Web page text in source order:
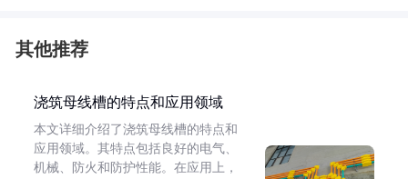
其他推荐
浇筑母线槽的特点和应用领域
本文详细介绍了浇筑母线槽的特点和
应用领域。其特点包括良好的电气、
机械、防火和防护性能。在应用上，